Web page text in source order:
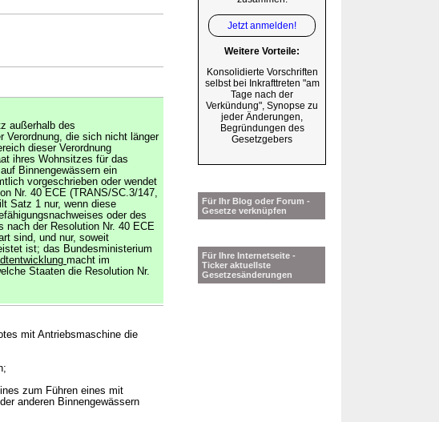
außerhalb des
Verordnung, die sich nicht länger
dieser Verordnung
ihres Wohnsitzes für das
Binnengewässern ein
vorgeschrieben oder wendet
Nr. 40 ECE (TRANS/SC.3/147,
Satz 1 nur, wenn diese
oder des
nach der Resolution Nr. 40 ECE
sind, und nur, soweit
ist; das Bundesministerium
macht im
Staaten die Resolution Nr.
mit Antriebsmaschine die
zum Führen eines mit
anderen Binnengewässern
Jetzt anmelden!
Weitere Vorteile:
Konsolidierte Vorschriften
selbst bei Inkrafttreten "am
Tage nach der
Verkündung", Synopse zu
jeder Änderungen,
Begründungen des
Gesetzgebers
Für Ihr Blog oder Forum -
Gesetze verknüpfen
Für Ihre Internetseite -
Ticker aktuellste
Gesetzesänderungen